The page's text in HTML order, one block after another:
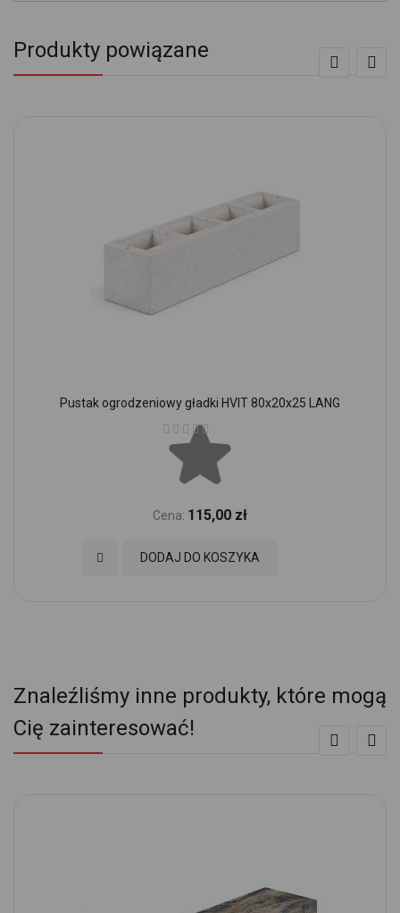
Produkty powiązane
Pustak ogrodzeniowy gładki HVIT 80x20x25 LANG
Ocena:
Cena: 115,00 zł
DODAJ DO KOSZYKA
Dodaj do Ulubionych
Znaleźliśmy inne produkty, które mogą
Cię zainteresować!